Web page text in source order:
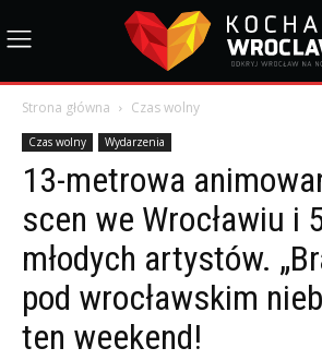
Strona główna Czas wolny
Czas wolny Wydarzenia
13-metrowa
scen we Wrocławiu i
młodych artystów.
pod wrocławskim
ten weekend!